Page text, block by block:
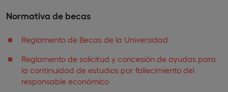
Normativa de becas
Reglamento de Becas de la Universidad
Reglamento de solicitud y concesión de ayudas para
la continuidad de estudios por fallecimiento del
responsable económico